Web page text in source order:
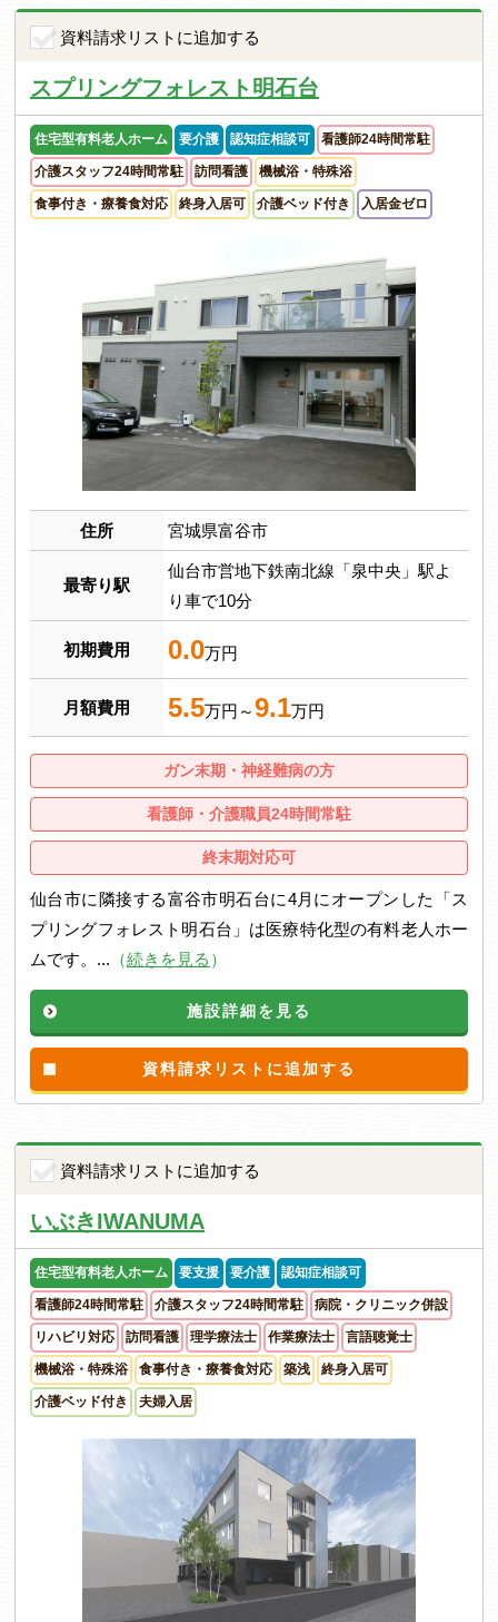
資料請求リストに追加する
スプリングフォレスト明石台
住宅型有料老人ホーム 要介護 認知症相談可 看護師24時間常駐
介護スタッフ24時間常駐 訪問看護 機械浴・特殊浴
食事付き・療養食対応 終身入居可 介護ベッド付き 入居金ゼロ
住所 宮城県富谷市
最寄り駅
仙台市営地下鉄南北線「泉中央」駅よ
り車で10分
初期費用 0.0万円
月額費用 5.5万円～9.1万円
ガン末期・神経難病の方
看護師・介護職員24時間常駐
終末期対応可
仙台市に隣接する富谷市明石台に4月にオープンした「ス
プリングフォレスト明石台」は医療特化型の有料老人ホー
ムです。... （続きを見る ）
施設詳細を見る
資料請求リストに追加する
資料請求リストに追加する
いぶきIWANUMA
住宅型有料老人ホーム 要支援 要介護 認知症相談可
看護師24時間常駐 介護スタッフ24時間常駐 病院・クリニック併設
リハビリ対応 訪問看護 理学療法士 作業療法士 言語聴覚士
機械浴・特殊浴 食事付き・療養食対応 築浅 終身入居可
介護ベッド付き 夫婦入居